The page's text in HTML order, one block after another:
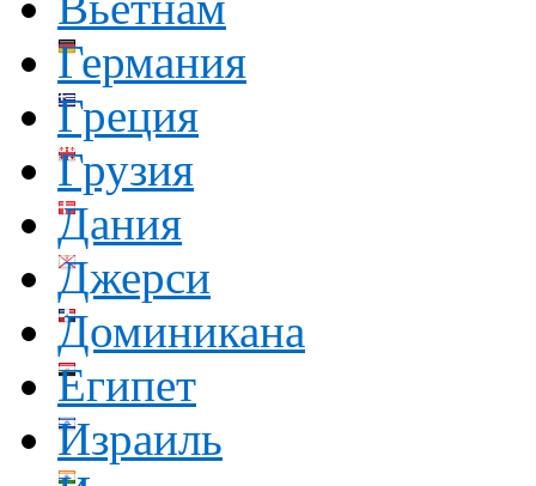
Германия
Греция
Грузия
Дания
Джерси
Доминикана
Египет
Израиль